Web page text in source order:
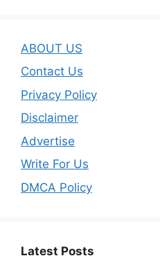
ABOUT US
Contact Us
Privacy Policy
Disclaimer
Advertise
Write For Us
DMCA Policy
Latest Posts